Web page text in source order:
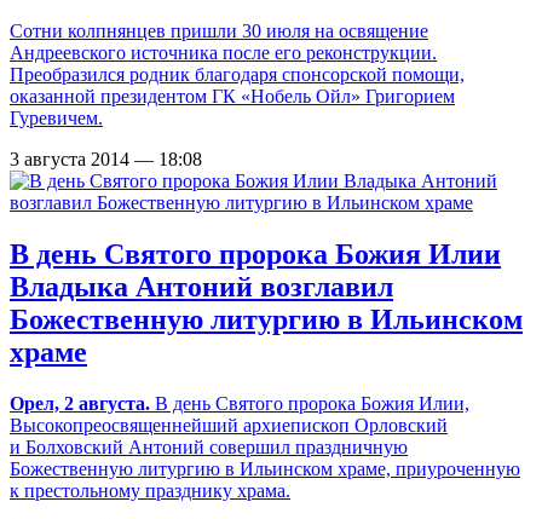
Сотни колпнянцев пришли 30 июля на освящение
Андреевского источника после его реконструкции.
Преобразился родник благодаря спонсорской помощи,
оказанной президентом ГК «Нобель Ойл» Григорием
Гуревичем.
3 августа 2014 — 18:08
В день Святого пророка Божия Илии
Владыка Антоний возглавил
Божественную литургию в Ильинском
храме
Орел, 2 августа. В день Святого пророка Божия Илии,
Высокопреосвященнейший архиепископ Орловский
и Болховский Антоний совершил праздничную
Божественную литургию в Ильинском храме, приуроченную
к престольному празднику храма.